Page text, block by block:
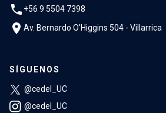
phone +56 9 5504 7398
location_on Av. Bernardo O'Higgins 504 - Villarrica
SÍGUENOS
@cedel_UC
@cedel_UC